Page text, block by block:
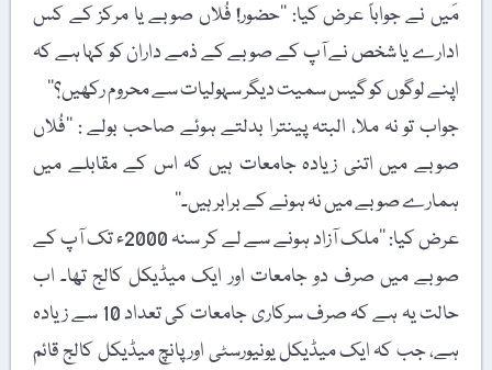
مَیں نے جواباً عرض کیا: ’’حضور! فُلاں صوبے یا مرکز کے کس
ادارے یا شخص نے آپ کے صوبے کے ذمے داران کو کہا ہے کہ
اپنے لوگوں کو گیس سمیت دیگر سہولیات سے محروم رکھیں؟‘‘
جواب تو نہ ملا، البتہ پینترا بدلتے ہوئے صاحب بولے : ’’فُلاں
صوبے میں اتنی زیادہ جامعات ہیں کہ اس کے مقابلے میں
ہمارے صوبے میں نہ ہونے کے برابر ہیں۔‘‘
عرض کیا: ’’ملک آزاد ہونے سے لے کر سنہ 2000ء تک آپ کے
صوبے میں صرف دو جامعات اور ایک میڈیکل کالج تھا۔ اب
حالت یہ ہے کہ صرف سرکاری جامعات کی تعداد 10 سے زیادہ
ہے، جب کہ ایک میڈیکل یونیورسٹی اور پانچ میڈیکل کالج قائم